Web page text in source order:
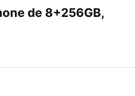
de 8+256GB,